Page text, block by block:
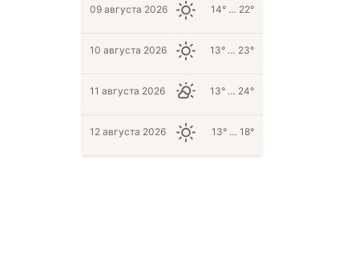
09 августа 2026 14° … 22°
10 августа 2026 13° … 23°
11 августа 2026 13° … 24°
12 августа 2026 13° … 18°